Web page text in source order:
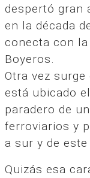
despertó gran
en la década
conecta con la
Boyeros.
Otra vez
está ubicado
paradero de
ferroviarios y
a sur y de
Quizás esa